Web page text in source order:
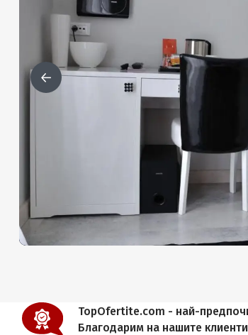
TopOfertite.com - най-
Благодарим на нашите